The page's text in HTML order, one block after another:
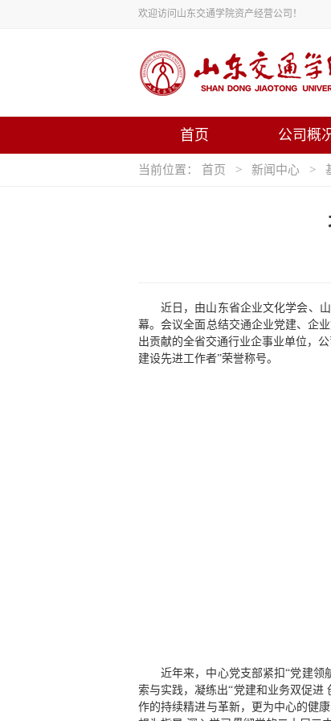
欢迎访问山东交通学院资产经营公司！
首页 公司概
当前位置： 首页 > 新闻中心 >
近日，由山东省企业文化学会、
幕。会议全面总结交通企业党建、企
出贡献的全省交通行业企事业单位，
建设先进工作者”荣誉称号。
近年来，中心党支部紧扣“党建领
索与实践，凝练出“党建和业务双促
作的持续精进与革新，更为中心的健